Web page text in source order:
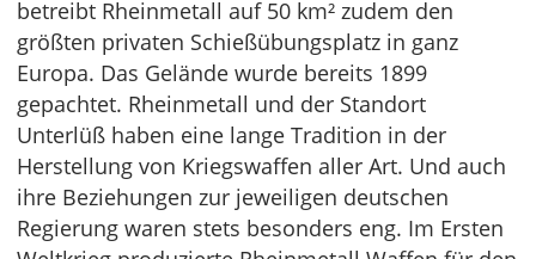
betreibt Rheinmetall auf 50 km² zudem den
größten privaten Schießübungsplatz in ganz
Europa. Das Gelände wurde bereits 1899
gepachtet. Rheinmetall und der Standort
Unterlüß haben eine lange Tradition in der
Herstellung von Kriegswaffen aller Art. Und auch
ihre Beziehungen zur jeweiligen deutschen
Regierung waren stets besonders eng. Im Ersten